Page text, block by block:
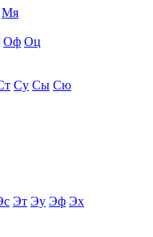
Мя
Оф Оц
Су Сы Сю
Эт Эу Эф Эх